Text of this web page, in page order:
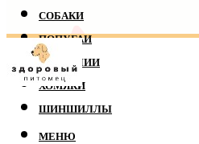
СОБАКИ
ПОПУГАИ
РЕПТИЛИИ
ХОМЯКИ
ШИНШИЛЛЫ
МЕНЮ